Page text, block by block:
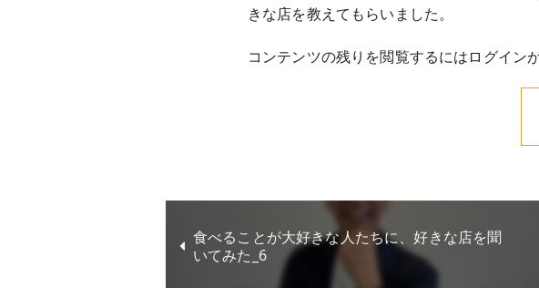
きな店を教えてもらいました。
コンテンツの残りを閲覧するにはログイン
食べることが大好きな人たちに、好きな店を聞
いてみた_6